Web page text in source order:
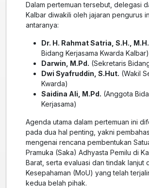
Dalam pertemuan tersebut, delegasi
Kalbar diwakili oleh jajaran pengurus
antaranya:
Dr. H. Rahmat Satria, S.H., M.H.
Bidang Kerjasama Kwarda Kalbar)
Darwin, M.Pd. (Sekretaris
Dwi Syafruddin, S.Hut. (Wakil
Kwarda)
Saidina Ali, M.Pd. (Anggota
Kerjasama)
Agenda utama dalam pertemuan ini
pada dua hal penting, yakni
mengenai rencana pembentukan
Pramuka (Saka) Adhyasta Pemilu di
Barat, serta evaluasi dan tindak lanjut
Kesepahaman (MoU) yang telah
kedua belah pihak.